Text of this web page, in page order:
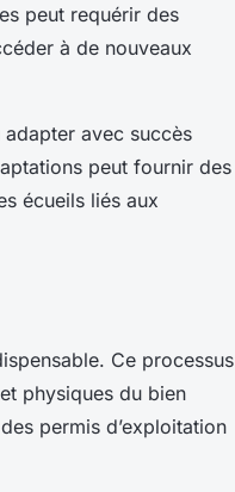
peut requérir des
à de nouveaux
avec succès
peut fournir des
écueils liés aux
Ce processus
physiques du bien
permis d’exploitation